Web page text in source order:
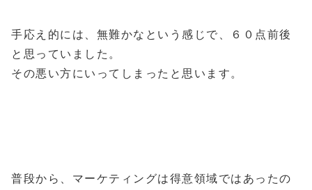
手応え的には、無難かなという感じで、６０点前後
と思っていました。
その悪い方にいってしまったと思います。
普段から、マーケティングは得意領域ではあったの